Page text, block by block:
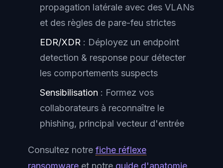
propagation latérale avec des VLANs
et des règles de pare-feu strictes
EDR/XDR : Déployez un endpoint
detection & response pour détecter
les comportements suspects
Sensibilisation : Formez vos
collaborateurs à reconnaître le
phishing, principal vecteur d'entrée
Consultez notre fiche réflexe
ransomware et notre guide d'anatomie